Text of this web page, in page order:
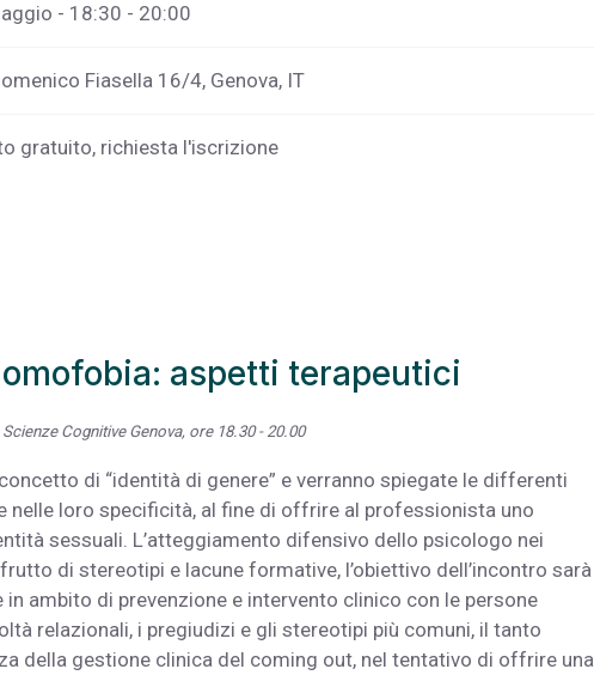
- 18:30 - 20:00
Fiasella 16/4, Genova, IT
gratuito, richiesta l'iscrizione
aspetti terapeutici
Cognitive Genova, ore 18.30 - 20.00
di “identità di genere” e verranno spiegate le differenti
nelle loro specificità, al fine di offrire al professionista uno
sessuali. L’atteggiamento difensivo dello psicologo nei
di stereotipi e lacune formative, l’obiettivo dell’incontro sarà
ambito di prevenzione e intervento clinico con le persone
relazionali, i pregiudizi e gli stereotipi più comuni, il tanto
della gestione clinica del coming out, nel tentativo di offrire una